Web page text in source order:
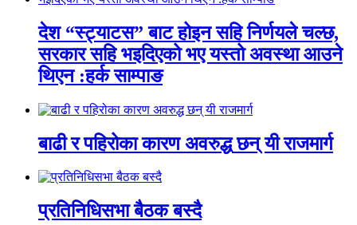
देश “स्ट्याटस” बाट होइन सहि निर्णयले चल्छ,
सरकार सहि भइदिएको भए यस्तो अवस्था आउने
थिएन :हर्क साम्पाङ
बाढी र पहिरोका कारण अवरुद्ध छन् यी राजमार्ग
प्रतिनिधिसभा बैठक बस्दै